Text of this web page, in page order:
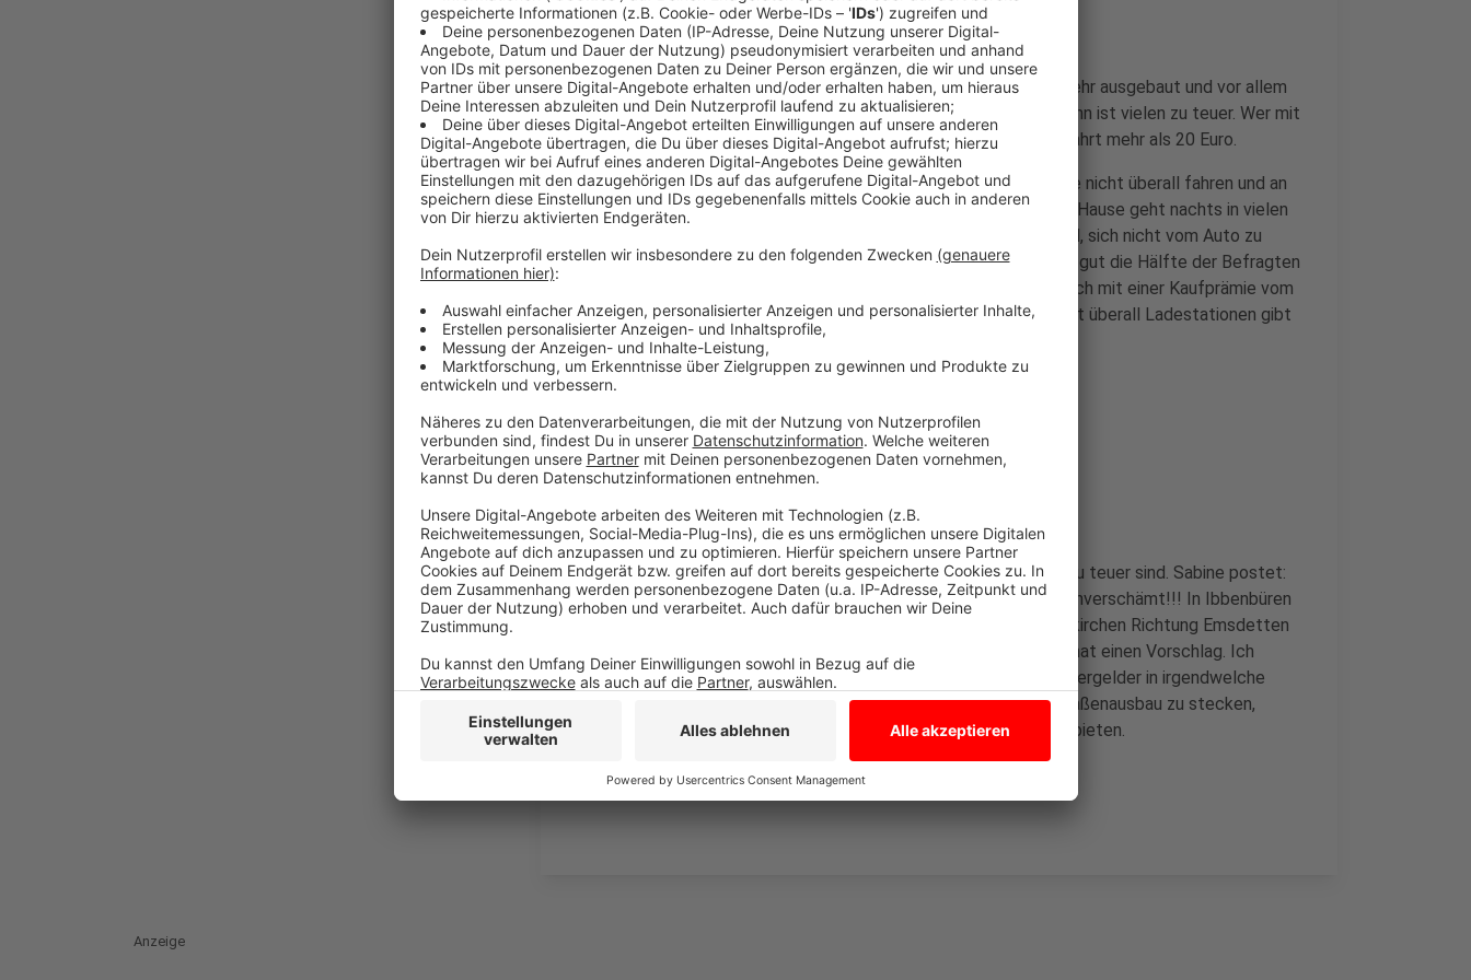
Anzeige
Auch bei uns in der Region wünschen sich viele, dass der Nahverkehr ausgebaut und vor allem
günstiger wird. Das ist das Ergebnis einer Studie. Vor allem die Bahn ist vielen zu teuer. Wer mit
der Bahn von Rheine nach Münster fährt, zahlt für Hin- und Rückfahrt mehr als 20 Euro.
Nachteile der Öffentlichen Verkehrsmittel sind vor allem, dass sie nicht überall fahren und an
Fahrpläne gebunden sind. Nach der Party mit Bus oder Bahn nach Hause geht nachts in vielen
Orten nicht. Gerade auf dem Land ist das für viele der Hauptgrund, sich nicht vom Auto zu
trennen. Bei einer Studie für den Verband der Automobilbauer hat gut die Hälfte der Befragten
ein Verbot von Benzinern und Dieseln ab 2030 abgelehnt, denn auch mit einer Kaufprämie vom
Staat bleiben E-Autos sehr teuer. Dazu kommt, dass es noch nicht überall Ladestationen gibt
und der Ladevorgang noch relativ lange dauert.
Anzeige
Netzschau zum öffentlichen Nahverkehr
Auf unserer Facebook-Seite sagen alle, dass Busse und Bahnen zu teuer sind. Sabine postet:
Wäre mal eine Maßnahme!!! Ich finde so manche Preise wirklich unverschämt!!! In Ibbenbüren
zahlt man für drei Haltestellen 3,50 Euro. Larissa schreibt: Neuenkirchen Richtung Emsdetten
wäre auch eine Strecke, die ich mir wünschen würde. Und Jürgen hat einen Vorschlag. Ich
würde das ganze System umkrempeln. Statt unendlich viele Steuergelder in irgendwelche
Programme zur Entwicklung von klimafreundlichen Autos und Straßenausbau zu stecken,
sollte man den gesamten ÖPNV verstaatlichen und kostenlos anbieten.
Anzeige
Anzeige